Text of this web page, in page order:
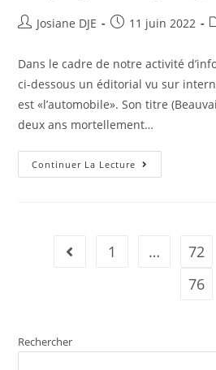
Auteur/autrice
la
Josiane DJE
Post11 juin 2022
Dans le cadre de notre activité
ci-dessous un éditorial vu sur
est «l’automobile». Son titre
deux ans mortellement…
Continuer La Lecture Relecture
De
De
Mortellement
Go to the previous page
1 … 72
76
Rechercher